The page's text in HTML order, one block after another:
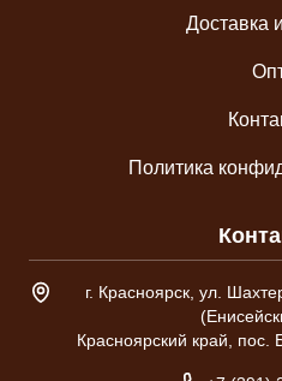
Доставка
Политика
Адрес склада
г. Красноярск, ул.
Красноярский край, пос.